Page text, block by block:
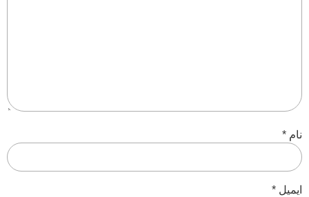
نام *
ایمیل *